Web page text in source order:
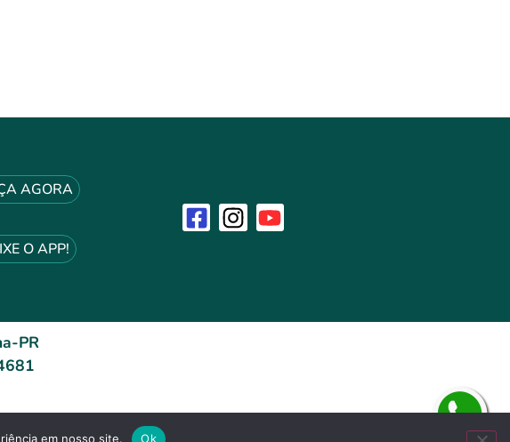
AGORA
O APP!
PR
em nosso site. Ok